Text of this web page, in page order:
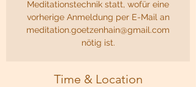
Meditationstechnik statt, wofür eine
vorherige Anmeldung per E-Mail an
meditation.goetzenhain@gmail.com
nötig ist.
Time & Location